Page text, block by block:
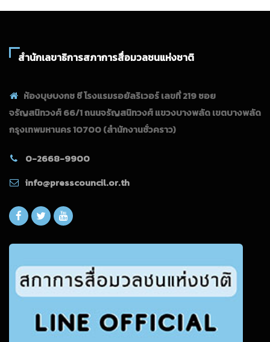
สำนักเลขาธิการสภาการสื่อมวลชนแห่งชาติ
ห้องบุษบงกช ซี โรงแรมรอยัลริเวอร์ เลขที่ 219 ซอย
จรัญสนิทวงศ์ 66/1 ถนนจรัญสนิทวงศ์ แขวงบางพลัด เขตบางพลัด
กรุงเทพมหานคร 10700(สำนักงานชั่วคราว)
0-2668-9900
info@presscouncil.or.th